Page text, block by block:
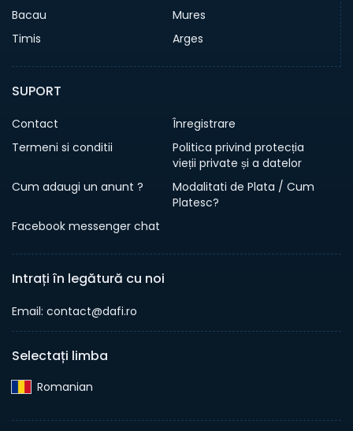
Bacau
Mures
Timis
Arges
SUPORT
Contact
Înregistrare
Termeni si conditii
Politica privind protecția
vieții private și a datelor
Cum adaugi un anunt ?
Modalitati de Plata / Cum
Platesc?
Facebook messenger chat
Intrați în legătură cu noi
Email: contact@dafi.ro
Selectați limba
Romanian‎